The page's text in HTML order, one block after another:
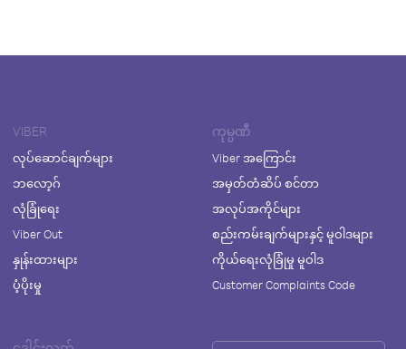
VIBER
လုပ်ဆောင်ချက်များ
ဘလော့ဂ်
လုံခြုံရေး
Viber Out
နှုန်းထားများ
ပံ့ပိုးမှု
ကုမ္ပဏီ
Viber အကြောင်း
အမှတ်တံဆိပ် စင်တာ
အလုပ်အကိုင်များ
စည်းကမ်းချက်များနှင့် မူဝါဒများ
ကိုယ်ရေးလုံခြုံမှု မူဝါဒ
Customer Complaints Code